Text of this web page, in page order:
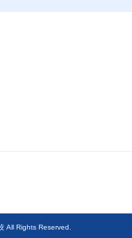
All Rights Reserved.